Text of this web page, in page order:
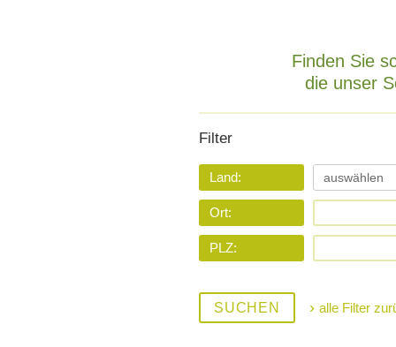
Finden Sie
die unser
Filter
Land:
Ort:
PLZ:
SUCHEN alle Filter